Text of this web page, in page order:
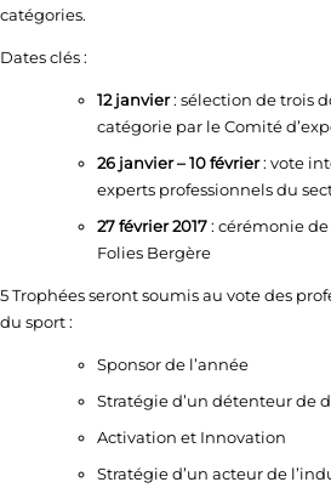
catégories.
Dates clés :
12 janvier: sélection de trois
catégorie par le Comité
26 janvier – 10 février: vote
experts professionnels du
27 février 2017: cérémonie
Folies Bergère
5 Trophées seront soumis au vote des
du sport :
Sponsor de l’année
Stratégie d’un détenteur de
Activation et Innovation
Stratégie d’un acteur de